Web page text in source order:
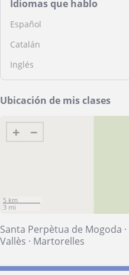
Idiomas que hablo
Español
Catalán
Inglés
Ubicación de mis clases
+ −
5 km
3 mi
Santa Perpètua de Mogoda ·
Vallès · Martorelles